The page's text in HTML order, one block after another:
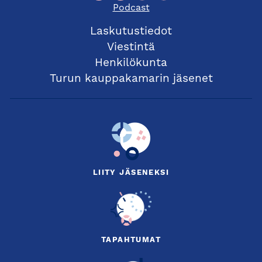
Podcast
Laskutustiedot
Viestintä
Henkilökunta
Turun kauppakamarin jäsenet
LIITY JÄSENEKSI
TAPAHTUMAT